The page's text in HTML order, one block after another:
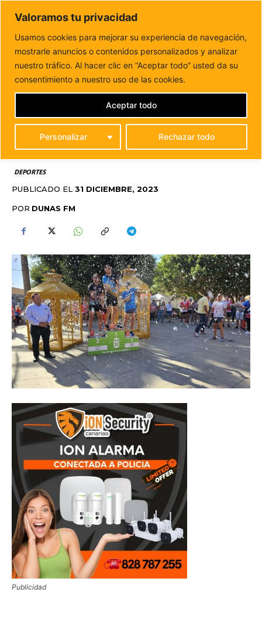
Valoramos tu privacidad
Usamos cookies para mejorar su experiencia de navegación,
mostrarle anuncios o contenidos personalizados y analizar
nuestro tráfico. Al hacer clic en “Aceptar todo” usted da su
consentimiento a nuestro uso de las cookies.
Personalizar Rechazar todo
Aceptar todo
DUNAS FM
Tu informacion de forma cercana
Inicio DEPORTES
Más de 300 participantes en la I San
Silvestre Antigua 2023
MÁS DE 300
PARTICIPANTES EN LA I
SAN SILVESTRE
ANTIGUA 2023
DEPORTES
PUBLICADO EL 31 DICIEMBRE, 2023
POR DUNAS FM
Publicidad